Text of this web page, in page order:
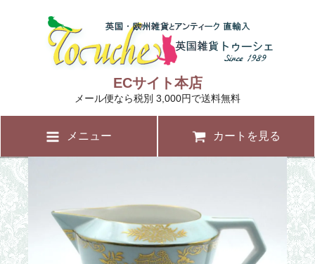
ECサイト本店
メール便なら税別 3,000円で送料無料
メニュー カートを見る